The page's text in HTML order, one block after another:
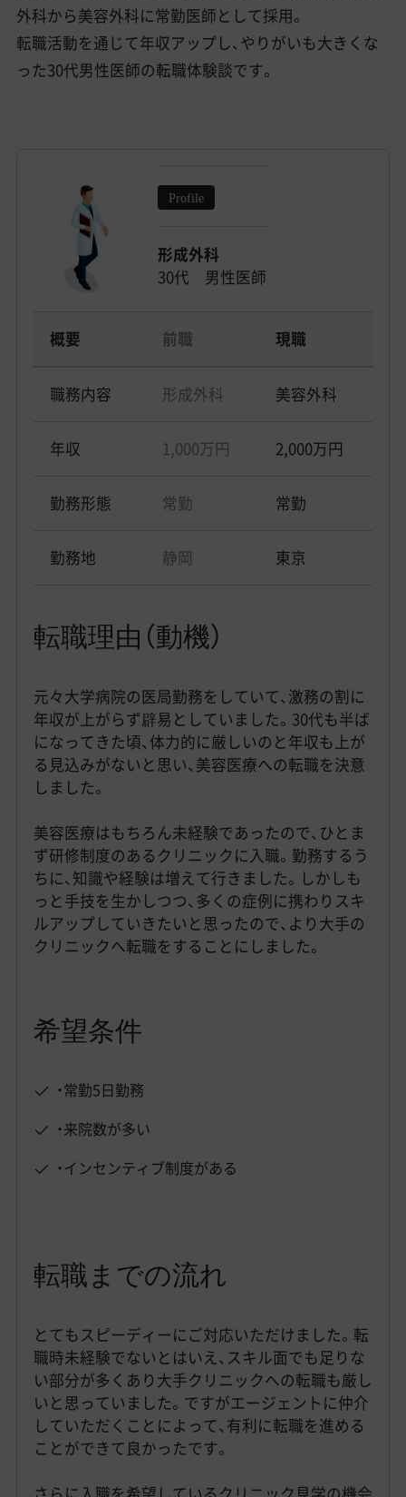
外科から美容外科に常勤医師として採用。
転職活動を通じて年収アップし、やりがいも大きくな
った30代男性医師の転職体験談です。
Profile
形成外科
30代 男性医師
概要 前職 現職
職務内容 形成外科 美容外科
年収 1,000万円 2,000万円
勤務形態 常勤 常勤
勤務地 静岡 東京
転職理由（動機）
元々大学病院の医局勤務をしていて、激務の割に
年収が上がらず辟易としていました。 30代も半ば
になってきた頃、体力的に厳しいのと年収も上が
る見込みがないと思い、美容医療への転職を決意
しました。
美容医療はもちろん未経験であったので、ひとま
ず研修制度のあるクリニックに入職。勤務するう
ちに、知識や経験は増えて行きました。しかしも
っと手技を生かしつつ、多くの症例に携わりスキ
ルアップしていきたいと思ったので、より大手の
クリニックへ転職をすることにしました。
希望条件
・常勤5日勤務
・来院数が多い
・インセンティブ制度がある
転職までの流れ
とてもスピーディーにご対応いただけました。転
職時未経験でないとはいえ、スキル面でも足りな
い部分が多くあり大手クリニックへの転職も厳し
いと思っていました。ですがエージェントに仲介
していただくことによって、有利に転職を進める
ことができて良かったです。